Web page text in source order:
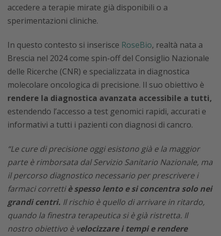
accedere a terapie mirate già disponibili o a
sperimentazioni cliniche.
In questo contesto si inserisce RoseBio, realtà nata a
Brescia nel 2024 come spin-off del Consiglio Nazionale
delle Ricerche (CNR) e specializzata in diagnostica
molecolare oncologica di precisione. Il suo obiettivo è
rendere la diagnostica avanzata accessibile a tutti,
estendendo l’accesso a test genomici rapidi, accurati e
informativi a tutti i pazienti con diagnosi di cancro.
“Le cure di precisione oggi esistono già e la maggior
parte è rimborsata dal Servizio Sanitario Nazionale, ma
il percorso diagnostico necessario per prescrivere i
farmaci correttiè spesso lento e si concentra solo nei
grandi centri. Il rischio è quello di arrivare in ritardo,
quando la finestra terapeutica si è già ristretta. Il
nostro obiettivo è velocizzare i tempi e rendere